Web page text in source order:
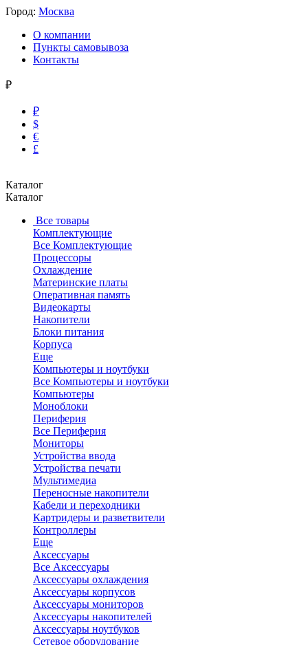
Город: Москва
О компании
Пункты самовывоза
Контакты
₽
₽
$
€
£
Каталог
Каталог
Все товары
Комплектующие
Все Комплектующие
Процессоры
Охлаждение
Материнские платы
Оперативная память
Видеокарты
Накопители
Блоки питания
Корпуса
Еще
Компьютеры и ноутбуки
Все Компьютеры и ноутбуки
Компьютеры
Моноблоки
Периферия
Все Периферия
Мониторы
Устройства ввода
Устройства печати
Мультимедиа
Переносные накопители
Кабели и переходники
Картридеры и разветвители
Контроллеры
Еще
Аксессуары
Все Аксессуары
Аксессуары охлаждения
Аксессуары корпусов
Аксессуары мониторов
Аксессуары накопителей
Аксессуары ноутбуков
Сетевое оборудование